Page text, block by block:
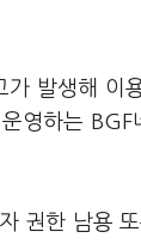
발생해 이
영하는 BGF
권한 남용